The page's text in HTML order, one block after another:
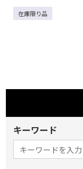
在庫限り品
キーワード